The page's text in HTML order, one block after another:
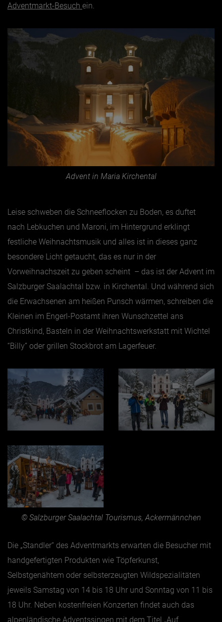
April
September
Oktober
November
Dezember
Adventmarkt-Besuch ein.
Advent in Maria Kirchental
Leise schweben die Schneeflocken zu Boden, es duftet
nach Lebkuchen und Maroni, im Hintergrund erklingt
festliche Weihnachtsmusik und alles ist in dieses ganz
besondere Licht getaucht, das es nur in der
Vorweihnachszeit zu geben scheint – das ist der Advent im
Salzburger Saalachtal bzw. in Kirchental. Und während sich
die Erwachsenen am heißen Punsch wärmen, schreiben die
Kleinen im Engerl-Postamt ihren Wunschzettel ans
Christkind, Basteln in der Weihnachtswerkstatt mit Wichtel
“Billy” oder grillen Stockbrot am Lagerfeuer.
© Salzburger Saalachtal Tourismus, Ackermännchen
Die „Standler“ des Adventmarkts erwarten die Besucher mit
handgefertigten Produkten wie Töpferkunst,
Selbstgenähtem oder selbsterzeugten Wildspezialitäten
jeweils Samstag von 14 bis 18 Uhr und Sonntag von 11 bis
18 Uhr. Neben kostenfreien Konzerten findet auch das
alpenländische Adventssingen mit dem Titel „Auf